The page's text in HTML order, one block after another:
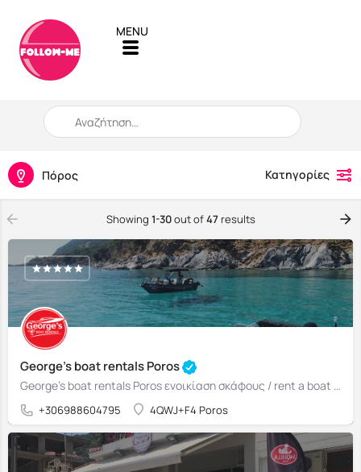
When autocomplete results are available use up and down
Πόρος Κατηγορίες
Showing 1-30out of47results
George's boat rentals Poros
George's boat rentals Poros ενοικίαση σκάφους / rent a boat Πόρος / Poros
+306988604795 4QWJ+F4 Poros